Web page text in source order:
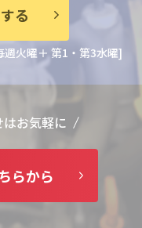
る
火曜＋ 第1・第3水曜]
お気軽に
らから